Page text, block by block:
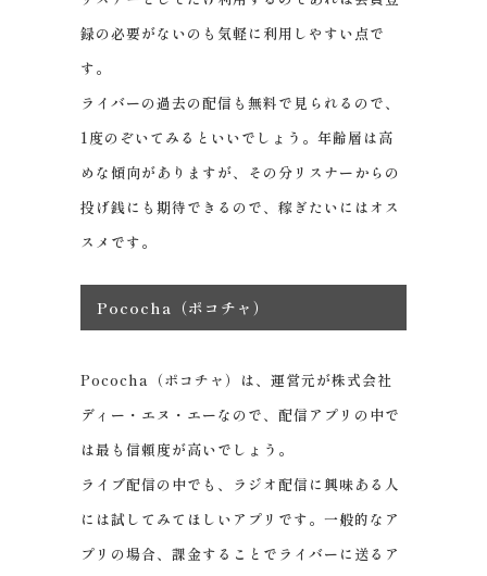
録の必要がないのも気軽に利用しやすい点で
す。
ライバーの過去の配信も無料で見られるので、
1度のぞいてみるといいでしょう。年齢層は高
めな傾向がありますが、その分リスナーからの
投げ銭にも期待できるので、稼ぎたいにはオス
スメです。
Pococha（ポコチャ）
Pococha（ポコチャ）は、運営元が株式会社
ディー・エヌ・エーなので、配信アプリの中で
は最も信頼度が高いでしょう。
ライブ配信の中でも、ラジオ配信に興味ある人
には試してみてほしいアプリです。一般的なア
プリの場合、課金することでライバーに送るア